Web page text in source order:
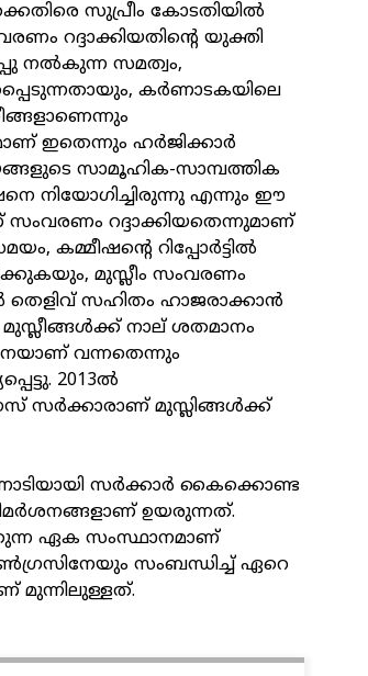
സുപ്രീം കോടതിയിൽ
റദ്ദാക്കിയതിന്റെ യുക്തി
നൽകുന്ന സമത്വം,
കർണാടകയിലെ
ഇതെന്നും ഹർജിക്കാർ
സാമൂഹിക-സാമ്പത്തിക
നിയോഗിച്ചിരുന്നു എന്നും ഈ
റദ്ദാക്കിയതെന്നുമാണ്
കമ്മീഷന്റെ റിപ്പോർട്ടിൽ
മുസ്ലീം സംവരണം
തെളിവ് സഹിതം ഹാജരാക്കാൻ
നാല് ശതമാനം
വന്നതെന്നും
2013ൽ
സർക്കാരാണ് മുസ്ലിങ്ങൾക്ക്
സർക്കാർ കൈക്കൊണ്ട
ഉയരുന്നത്.
ഏക സംസ്ഥാനമാണ്
സംബന്ധിച്ച് ഏറെ
മുന്നിലുള്ളത്.